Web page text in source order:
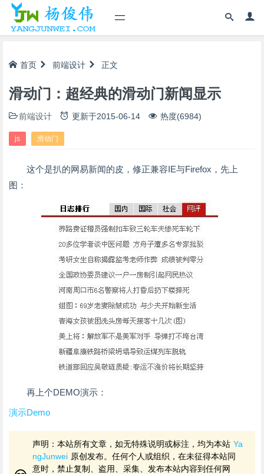
首页 前端设计 正文
滑动门：超经典的滑动门新闻显示
前端设计 更新于2015-06-14 热度(6984)
js 滑动门
这个是扒的网易新闻的皮，修正兼容IE与Firefox，先上
图：
再上个DEMO演示：
演示Demo
声明：本站所有文章，如无特殊说明或标注，均为本站 Ya
ngJunwei 原创发布。任何个人或组织，在未征得本站同
意时，禁止复制、盗用、采集、发布本站内容到任何网